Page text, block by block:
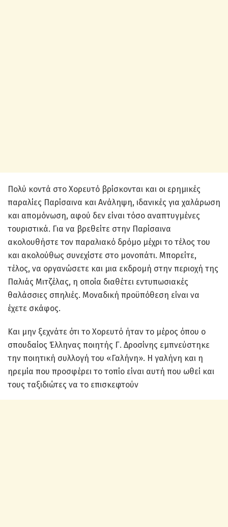
Πολύ κοντά στο Χορευτό βρίσκονται και οι ερημικές
παραλίες Παρίσαινα και Ανάληψη, ιδανικές για χαλάρωση
και απομόνωση, αφού δεν είναι τόσο αναπτυγμένες
τουριστικά. Για να βρεθείτε στην Παρίσαινα
ακολουθήστε τον παραλιακό δρόμο μέχρι το τέλος του
και ακολούθως συνεχίστε στο μονοπάτι. Μπορείτε,
τέλος, να οργανώσετε και μια εκδρομή στην περιοχή της
Παλιάς Μιτζέλας, η οποία διαθέτει εντυπωσιακές
θαλάσσιες σπηλιές. Μοναδική προϋπόθεση είναι να
έχετε σκάφος.
Και μην ξεχνάτε ότι το Χορευτό ήταν το μέρος όπου ο
σπουδαίος Έλληνας ποιητής Γ. Δροσίνης εμπνεύστηκε
την ποιητική συλλογή του «Γαλήνη». Η γαλήνη και η
ηρεμία που προσφέρει το τοπίο είναι αυτή που ωθεί και
τους ταξιδιώτες να το επισκεφτούν